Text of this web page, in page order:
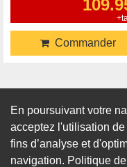
Commander
Accessoires
Adaptateurs
En poursuivant votre
acceptez l'utilisation
fins d’analyse et
navigation. Politique